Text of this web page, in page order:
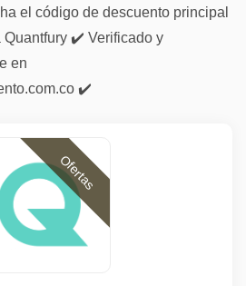
el código de descuento principal
Quantfury ✔️ Verificado y
en
✔️
Ofertas